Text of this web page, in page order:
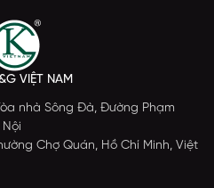
VIỆT NAM
nhà Sông Đà, Đường Phạm
Chợ Quán, Hồ Chí Minh, Việt